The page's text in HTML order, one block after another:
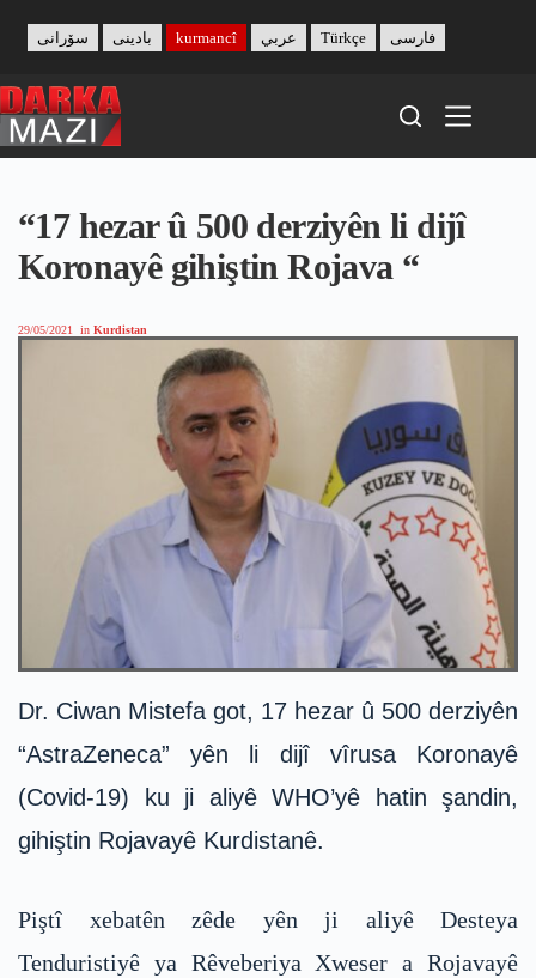
content
بادینی سۆرانی kurmancî عربي Türkçe فارسی
“17 hezar û 500 derziyên li dijî
Koronayê gihiştin Rojava “
29/05/2021 in Kurdistan
Dr. Ciwan Mistefa got, 17 hezar û 500 derziyên
“AstraZeneca” yên li dijî vîrusa Koronayê
(Covid-19) ku ji aliyê WHO’yê hatin şandin,
gihiştin Rojavayê Kurdistanê.
Piştî xebatên zêde yên ji aliyê Desteya
Tenduristiyê ya Rêveberiya Xweser a Rojavayê